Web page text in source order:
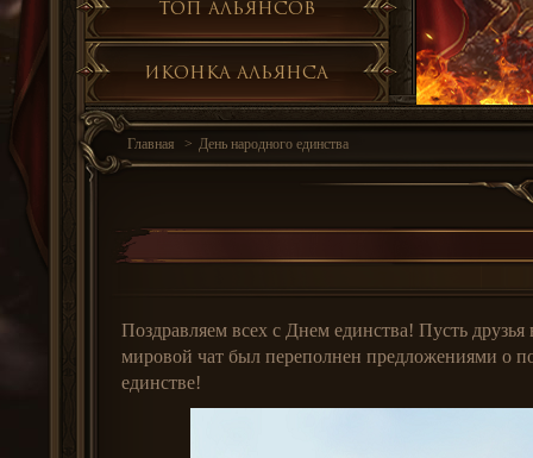
Топ альянсов
Иконка альянса
Главная День народного единства
Поздравляем всех с Днем единства! Пусть
мировой чат был переполнен предложениями о
единстве!